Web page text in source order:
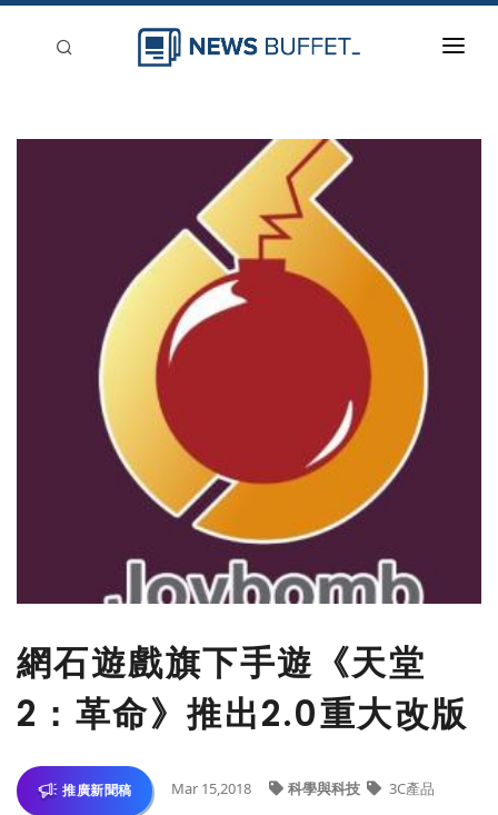
網石遊戲旗下手遊《天堂
2：革命》推出2.0重大改版
推廣新聞稿 Mar 15,2018 科學與科技 3C產品